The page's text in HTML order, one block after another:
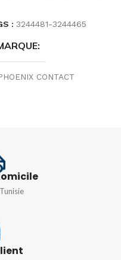
: 3244481-3244465
CONTACT